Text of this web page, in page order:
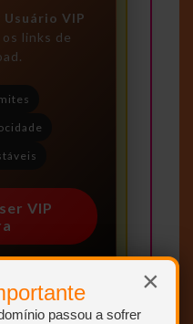
×
passou a sofrer
Usuário VIP
links de
VIP
ser VIP ou
AQUI.